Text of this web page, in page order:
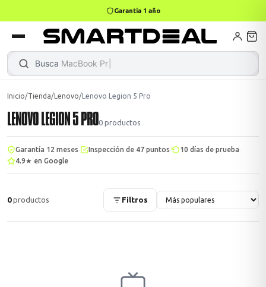
4,9 · +800 reseñas Google
Garantía 1 año
Busca MacBook Pro
Gamer
MacBook Air
→
→
Mini PC
Inicio/Tienda/Lenovo/Lenovo Legion 5 Pro
LENOVO LEGION 5 PRO0 productos
Garantía 12 meses Inspección de 47 puntos 10 días de prueba
4.9★ en Google
0productos Filtros